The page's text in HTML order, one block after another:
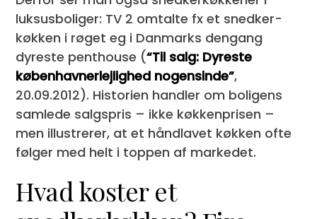
luksus­boliger: TV 2 omtalte fx et snedker­
køkken i røget eg i Danmarks dengang
dyreste penthouse (“Til salg: Dyreste
københavnerlejlighed nogensinde”,
20.09.2012). Historien handler om boligens
samlede salgspris – ikke køkkenprisen –
men illustrerer, at et håndlavet køkken ofte
følger med helt i toppen af markedet.
Hvad koster et